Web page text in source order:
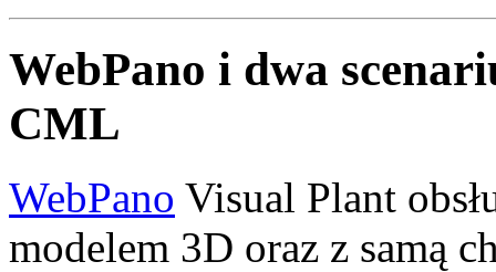
WebPano i dwa
CML
WebPano Visual Plant
modelem 3D oraz z samą